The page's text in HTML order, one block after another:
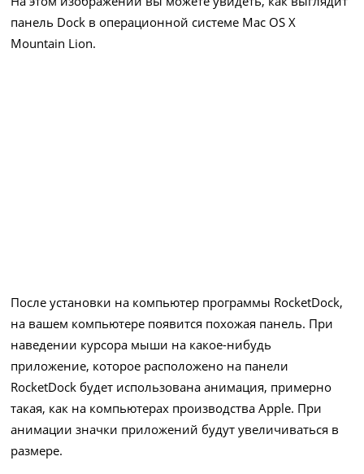
панель Dock в операционной системе Mac OS X
Mountain Lion.
После установки на компьютер программы RocketDock,
на вашем компьютере появится похожая панель. При
наведении курсора мыши на какое-нибудь
приложение, которое расположено на панели
RocketDock будет использована анимация, примерно
такая, как на компьютерах производства Apple. При
анимации значки приложений будут увеличиваться в
размере.